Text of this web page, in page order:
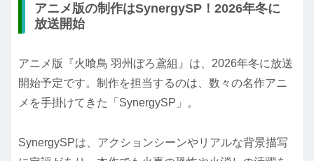
アニメ版の制作はSynergySP！2026年冬に
放送開始
アニメ版『火喰鳥 羽州ぼろ鳶組』は、2026年冬に放送
開始予定です。制作を担当するのは、数々の名作アニ
メを手掛けてきた「SynergySP」。
SynergySPは、アクションシーンやリアルな背景描写